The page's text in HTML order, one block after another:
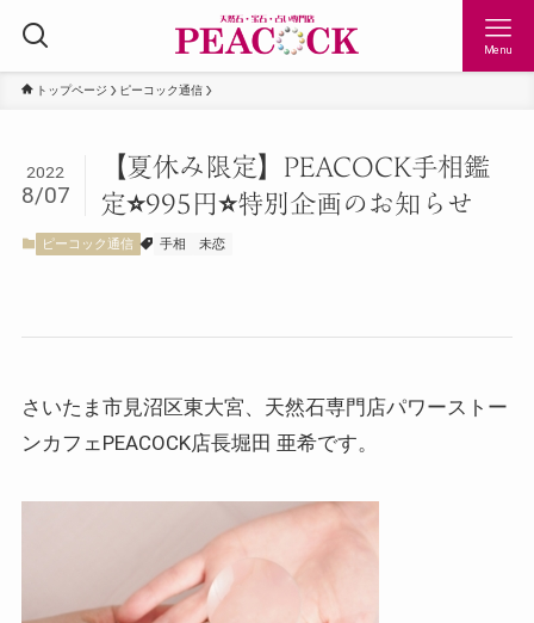
Menu
トップページ ピーコック通信
【夏休み限定】PEACOCK手相鑑
定⭐️995円⭐️特別企画のお知らせ
2022
8/07
ピーコック通信 手相 未恋
さいたま市見沼区東大宮、天然石専門店パワーストー
ンカフェPEACOCK店長堀田 亜希です。